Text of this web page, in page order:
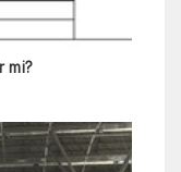
mi?